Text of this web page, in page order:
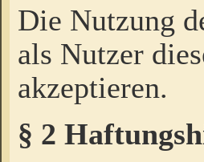
Die Nutzung
als Nutzer
akzeptieren.
§ 2